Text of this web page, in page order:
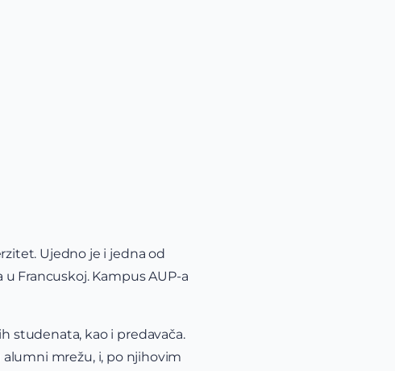
Ujedno je i jedna od
Francuskoj. Kampus AUP-a
studenata, kao i predavača.
alumni mrežu, i, po njihovim